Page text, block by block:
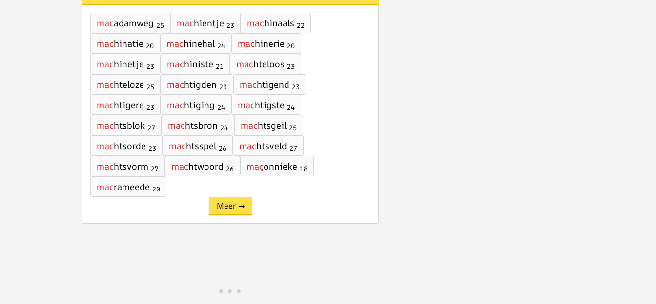
macadamweg 25 machientje 23 machinaals 22
machinatie 20 machinehal 24 machinerie 20
machinetje 23 machiniste 21 machteloos 23
machteloze 25 machtigden 23 machtigend 23
machtigere 23 machtiging 24 machtigste 24
machtsblok 27 machtsbron 24 machtsgeil 25
machtsorde 23 machtsspel 26 machtsveld 27
machtsvorm 27 machtwoord 26 maçonnieke 18
macrameede 20
Meer →